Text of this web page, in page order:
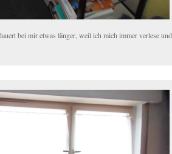
bei mir etwas länger, weil ich mich immer verlese und